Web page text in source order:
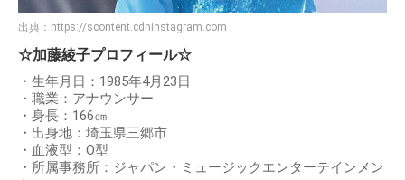
出典： https://scontent.cdninstagram.com
☆加藤綾子プロフィール☆
・生年月日：1985年4月23日
・職業：アナウンサー
・身長：166㎝
・出身地：埼玉県三郷市
・血液型：O型
・所属事務所：ジャパン・ミュージックエンターテインメン